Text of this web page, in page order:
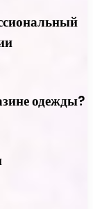
одежды?